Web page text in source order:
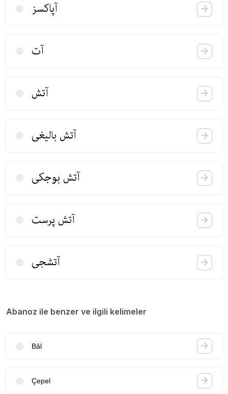
آپاكسز
آت
آتش
آتش بالیغی
آتش بوجكی
آتش پرست
آتشجی
Abanoz ile benzer ve ilgili kelimeler
Bâl
Çepel